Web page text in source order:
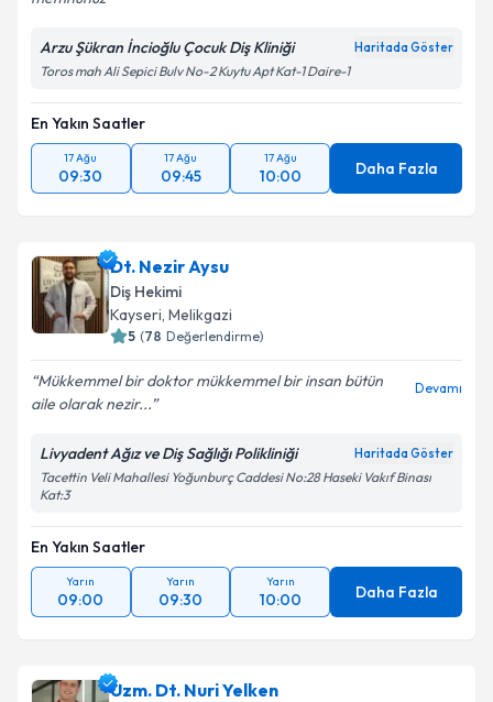
Arzu Şükran İncioğlu Çocuk Diş Kliniği Haritada Göster
Toros mah Ali Sepici Bulv No-2 Kuytu Apt Kat-1 Daire-1
En Yakın Saatler
17 Ağu
09:30
17 Ağu
09:45
17 Ağu
10:00 Daha Fazla
Dt. Nezir Aysu
Diş Hekimi
Kayseri, Melikgazi
5 (78 Değerlendirme)
Mükkemmel bir doktor mükkemmel bir insan bütün
aile olarak nezir...
Devamı
Livyadent Ağız ve Diş Sağlığı Polikliniği Haritada Göster
Tacettin Veli Mahallesi Yoğunburç Caddesi No:28 Haseki Vakıf Binası
Kat:3
En Yakın Saatler
Yarın
09:00
Yarın
09:30
Yarın
10:00 Daha Fazla
Uzm. Dt. Nuri Yelken